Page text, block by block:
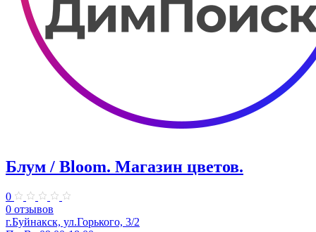
Блум / Bloom. ​Магазин цветов.
0
0 отзывов
г.Буйнакск, ул.​​Горького, 3/2